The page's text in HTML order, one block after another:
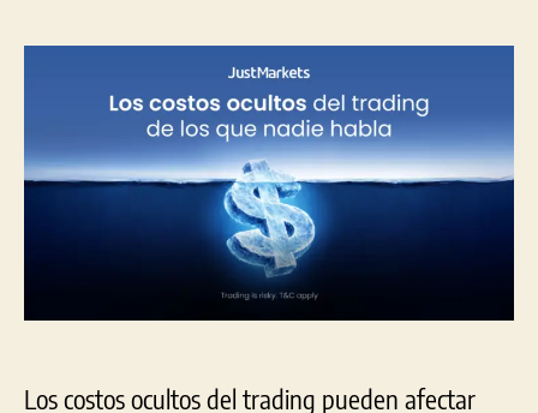
entrada
entrada
Los costos ocultos del trading pueden afectar